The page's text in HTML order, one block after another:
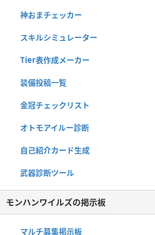
神おまチェッカー
スキルシミュレーター
Tier表作成メーカー
装備投稿一覧
金冠チェックリスト
オトモアイルー診断
自己紹介カード生成
武器診断ツール
モンハンワイルズの掲示板
マルチ募集掲示板